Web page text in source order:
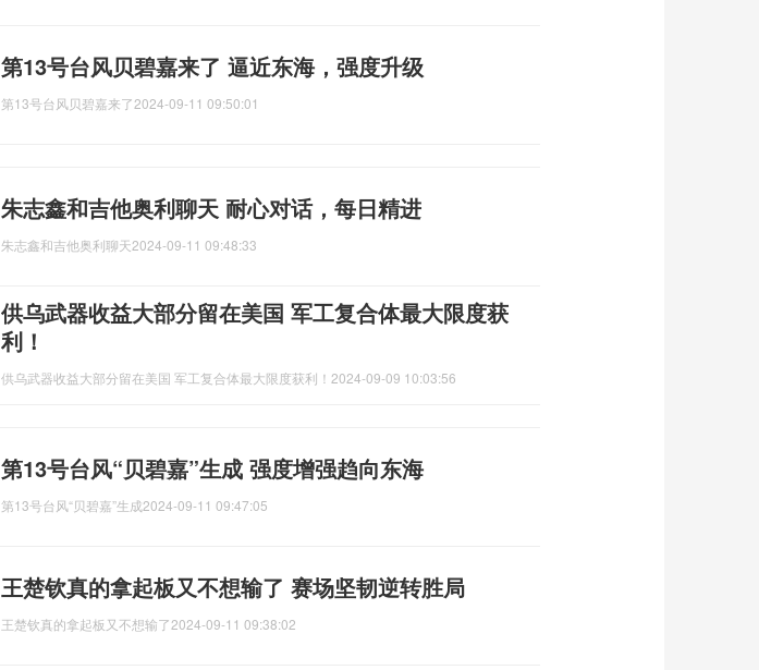
第13号台风贝碧嘉来了 逼近东海，强度升级
第13号台风贝碧嘉来了2024-09-11 09:50:01
朱志鑫和吉他奥利聊天 耐心对话，每日精进
朱志鑫和吉他奥利聊天2024-09-11 09:48:33
供乌武器收益大部分留在美国 军工复合体最大限度获
利！
供乌武器收益大部分留在美国 军工复合体最大限度获利！ 2024-09-09 10:03:56
第13号台风“贝碧嘉”生成 强度增强趋向东海
第13号台风“贝碧嘉”生成2024-09-11 09:47:05
王楚钦真的拿起板又不想输了 赛场坚韧逆转胜局
王楚钦真的拿起板又不想输了2024-09-11 09:38:02